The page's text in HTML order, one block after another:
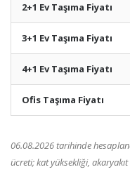
2+1 Ev Taşıma Fiyatı
3+1 Ev Taşıma Fiyatı
4+1 Ev Taşıma Fiyatı
Ofis Taşıma Fiyatı
06.08.2026 tarihinde
ücreti; kat yüksekliği,